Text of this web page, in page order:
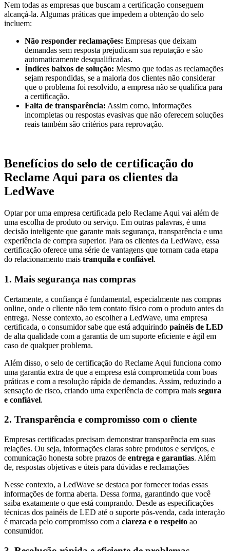
Nem todas as empresas que buscam a certificação conseguem
alcançá-la. Algumas práticas que impedem a obtenção do selo
incluem:
Não responder reclamações: Empresas que deixam
demandas sem resposta prejudicam sua reputação e são
automaticamente desqualificadas.
Índices baixos de solução: Mesmo que todas as reclamações
sejam respondidas, se a maioria dos clientes não considerar
que o problema foi resolvido, a empresa não se qualifica para
a certificação.
Falta de transparência: Assim como, informações
incompletas ou respostas evasivas que não oferecem soluções
reais também são critérios para reprovação.
Benefícios do selo de certificação do
Reclame Aqui para os clientes da
LedWave
Optar por uma empresa certificada pelo Reclame Aqui vai além de
uma escolha de produto ou serviço. Em outras palavras, é uma
decisão inteligente que garante mais segurança, transparência e uma
experiência de compra superior. Para os clientes da LedWave, essa
certificação oferece uma série de vantagens que tornam cada etapa
do relacionamento mais tranquila e confiável.
1. Mais segurança nas compras
Certamente, a confiança é fundamental, especialmente nas compras
online, onde o cliente não tem contato físico com o produto antes da
entrega. Nesse contexto, ao escolher a LedWave, uma empresa
certificada, o consumidor sabe que está adquirindo painéis de LED
de alta qualidade com a garantia de um suporte eficiente e ágil em
caso de qualquer problema.
Além disso, o selo de certificação do Reclame Aqui funciona como
uma garantia extra de que a empresa está comprometida com boas
práticas e com a resolução rápida de demandas. Assim, reduzindo a
sensação de risco, criando uma experiência de compra mais segura
e confiável.
2. Transparência e compromisso com o cliente
Empresas certificadas precisam demonstrar transparência em suas
relações. Ou seja, informações claras sobre produtos e serviços, e
comunicação honesta sobre prazos de entrega e garantias. Além
de, respostas objetivas e úteis para dúvidas e reclamações
Nesse contexto, a LedWave se destaca por fornecer todas essas
informações de forma aberta. Dessa forma, garantindo que você
saiba exatamente o que está comprando. Desde as especificações
técnicas dos painéis de LED até o suporte pós-venda, cada interação
é marcada pelo compromisso com a clareza e o respeito ao
consumidor.